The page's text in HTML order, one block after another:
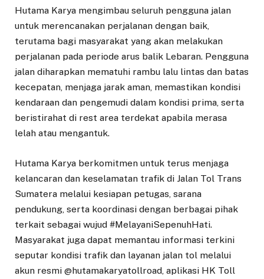
Hutama Karya mengimbau seluruh pengguna jalan
untuk merencanakan perjalanan dengan baik,
terutama bagi masyarakat yang akan melakukan
perjalanan pada periode arus balik Lebaran. Pengguna
jalan diharapkan mematuhi rambu lalu lintas dan batas
kecepatan, menjaga jarak aman, memastikan kondisi
kendaraan dan pengemudi dalam kondisi prima, serta
beristirahat di rest area terdekat apabila merasa
lelah atau mengantuk.
Hutama Karya berkomitmen untuk terus menjaga
kelancaran dan keselamatan trafik di Jalan Tol Trans
Sumatera melalui kesiapan petugas, sarana
pendukung, serta koordinasi dengan berbagai pihak
terkait sebagai wujud #MelayaniSepenuhHati.
Masyarakat juga dapat memantau informasi terkini
seputar kondisi trafik dan layanan jalan tol melalui
akun resmi @hutamakaryatollroad, aplikasi HK Toll